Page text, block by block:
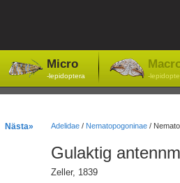
Micro
-lepidoptera -
Adelidae/ Nematopogoninae/
Gulaktig
Zeller, 1839
Nästa»